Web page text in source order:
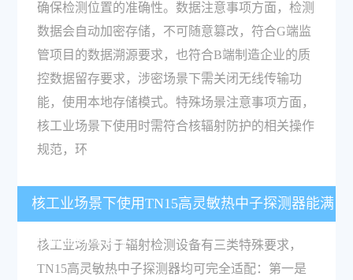
确保检测位置的准确性。数据注意事项方面，检测
数据会自动加密存储，不可随意篡改，符合G端监
管项目的数据溯源要求，也符合B端制造企业的质
控数据留存要求，涉密场景下需关闭无线传输功
能，使用本地存储模式。特殊场景注意事项方面，
核工业场景下使用时需符合核辐射防护的相关操作
规范，环
核工业场景下使用TN15高灵敏热中子探测器能满
足哪些特殊要求？
核工业场景对于辐射检测设备有三类特殊要求，
TN15高灵敏热中子探测器均可完全适配：第一是